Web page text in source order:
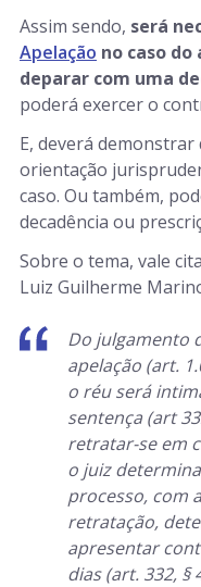
Assim sendo, será
Apelação no caso do
deparar com uma
poderá exercer o
E, deverá
orientação
caso. Ou também,
decadência ou
Sobre o tema, vale
Luiz Guilherme
Do julgamento
apelação (art.
o réu será
sentença (art
retratar-se em
o juiz
processo, com
retratação,
apresentar
dias (art. 332, §